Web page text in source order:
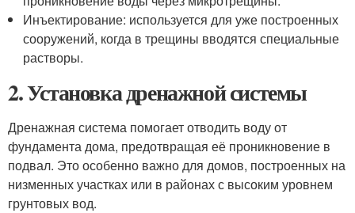
Инъектирование: используется для уже построенных
сооружений, когда в трещины вводятся специальные
растворы.
2. Установка дренажной системы
Дренажная система помогает отводить воду от
фундамента дома, предотвращая её проникновение в
подвал. Это особенно важно для домов, построенных на
низменных участках или в районах с высоким уровнем
грунтовых вод.